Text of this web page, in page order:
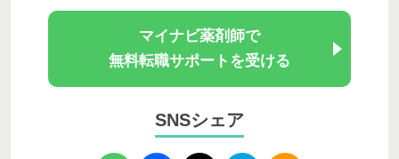
マイナビ薬剤師で
無料転職サポートを受ける
SNSシェア